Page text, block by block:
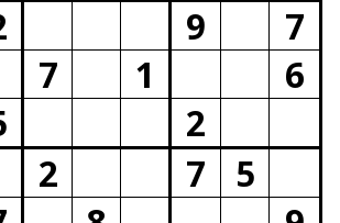
9
7
7 1
6
2
2
7
5